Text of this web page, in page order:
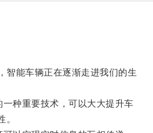
能车辆正在逐渐走进我们的生
种重要技术，可以大大提升车
。